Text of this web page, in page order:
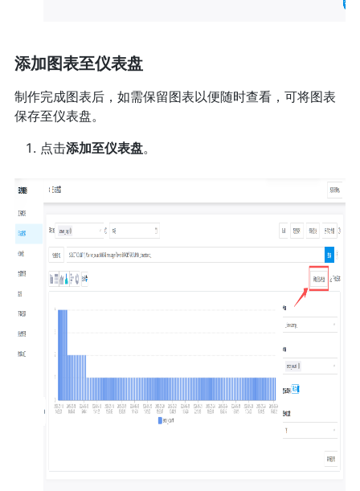
添加图表至仪表盘
制作完成图表后，如需保留图表以便随时查看，可将图表
保存至仪表盘。
点击添加至仪表盘。